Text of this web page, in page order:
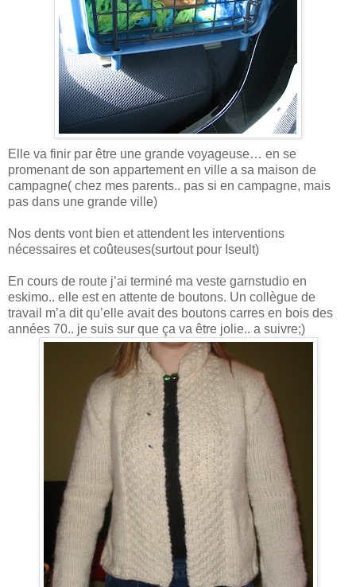
Elle va finir par être une grande voyageuse… en se
promenant de son appartement en ville a sa maison de
campagne( chez mes parents.. pas si en campagne, mais
pas dans une grande ville)
Nos dents vont bien et attendent les interventions
nécessaires et coûteuses(surtout pour Iseult)
En cours de route j’ai terminé ma veste garnstudio en
eskimo.. elle est en attente de boutons. Un collègue de
travail m’a dit qu’elle avait des boutons carres en bois des
années 70.. je suis sur que ça va être jolie.. a suivre;)